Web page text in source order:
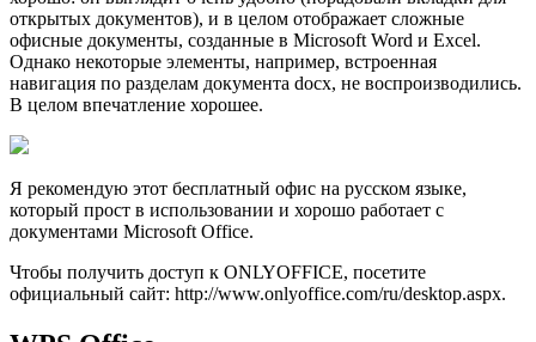
открытых документов), и в целом отображает сложные
офисные документы, созданные в Microsoft Word и Excel.
Однако некоторые элементы, например, встроенная
навигация по разделам документа docx, не воспроизводились.
В целом впечатление хорошее.
Я рекомендую этот бесплатный офис на русском языке,
который прост в использовании и хорошо работает с
документами Microsoft Office.
Чтобы получить доступ к ONLYOFFICE, посетите
официальный сайт: http://www.onlyoffice.com/ru/desktop.aspx.